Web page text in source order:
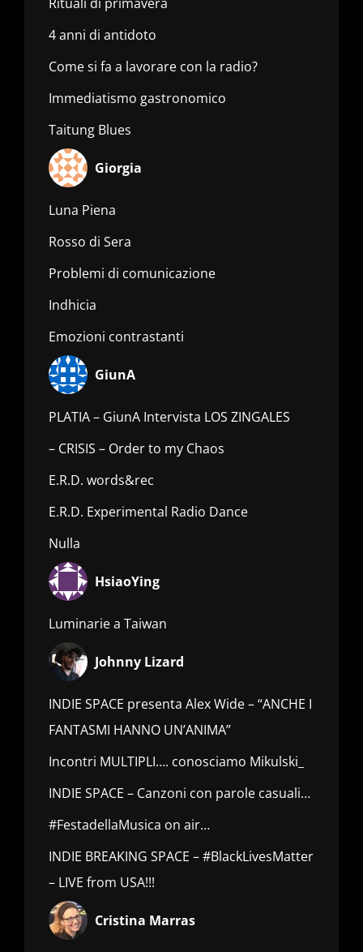
4 anni di antidoto
Come si fa a lavorare con la radio?
Immediatismo gastronomico
Taitung Blues
Giorgia
Luna Piena
Rosso di Sera
Problemi di comunicazione
Indhicia
Emozioni contrastanti
GiunA
PLATIA – GiunA Intervista LOS ZINGALES
– CRISIS – Order to my Chaos
E.R.D. words&rec
E.R.D. Experimental Radio Dance
Nulla
HsiaoYing
Luminarie a Taiwan
Johnny Lizard
INDIE SPACE presenta Alex Wide – “ANCHE I
FANTASMI HANNO UN’ANIMA”
Incontri MULTIPLI…. conosciamo Mikulski_
INDIE SPACE – Canzoni con parole casuali…
#FestadellaMusica on air…
INDIE BREAKING SPACE – #BlackLivesMatter
– LIVE from USA!!!
Cristina Marras